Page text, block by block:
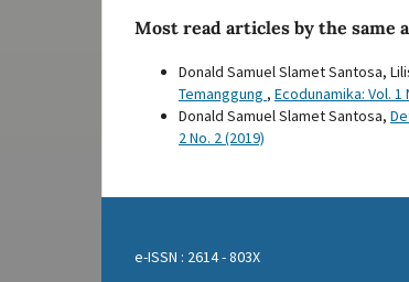
Most read articles by the same
Donald Samuel Slamet Santosa,
Temanggung , Ecodunamika: Vol. 1
Donald Samuel Slamet Santosa,
2 No. 2 (2019)
e-ISSN : 2614 - 803X